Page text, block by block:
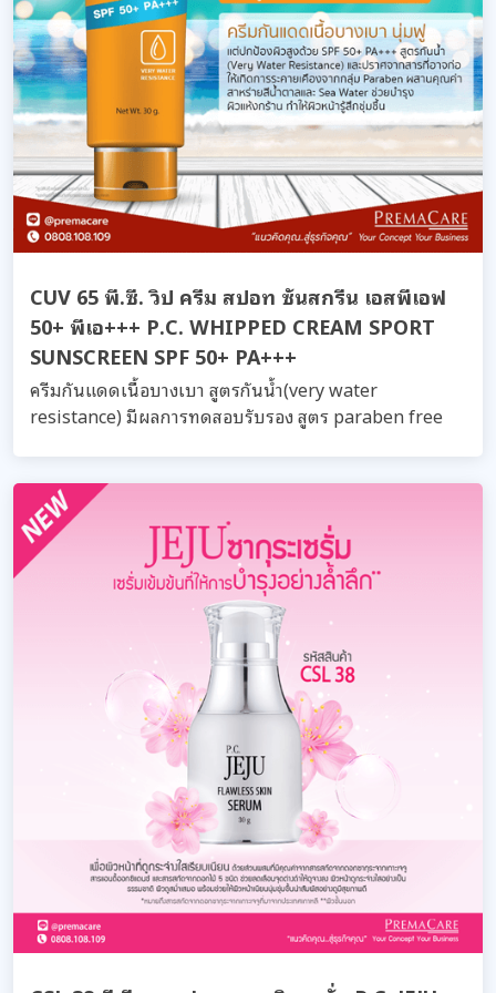
CUV 65 พี.ซี. วิป ครีม สปอท ซันสกรีน เอสพีเอฟ
50+ พีเอ+++ P.C. WHIPPED CREAM SPORT
SUNSCREEN SPF 50+ PA+++
ครีมกันแดดเนื้อบางเบา สูตรกันน้ำ(very water
resistance) มีผลการทดสอบรับรอง สูตร paraben free